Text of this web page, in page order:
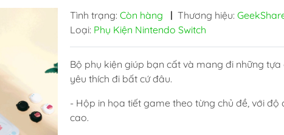
Tình trạng: Còn hàng | Thương hiệu:
Loại: Phụ Kiện Nintendo Switch
Bộ phụ kiện giúp bạn cất và mang đi những
yêu thích đi bất cứ đâu.
- Hộp in họa tiết game theo từng chủ đề, với độ
cao.